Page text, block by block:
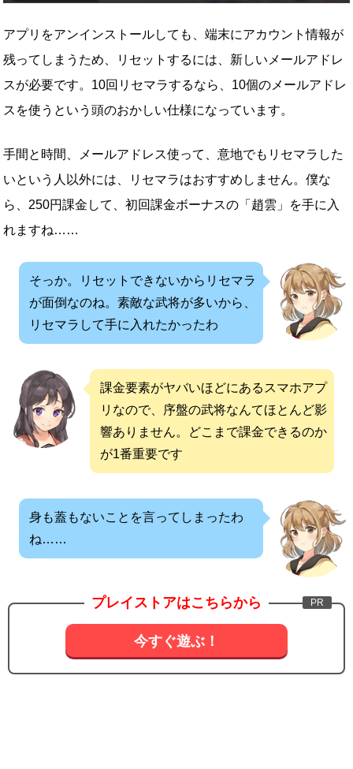
アプリをアンインストールしても、端末にアカウント情報が
残ってしまうため、リセットするには、新しいメールアドレ
スが必要です。10回リセマラするなら、10個のメールアドレ
スを使うという頭のおかしい仕様になっています。
手間と時間、メールアドレス使って、意地でもリセマラした
いという人以外には、リセマラはおすすめしません。僕な
ら、250円課金して、初回課金ボーナスの「趙雲」を手に入
れますね……
そっか。リセットできないからリセマラ
が面倒なのね。素敵な武将が多いから、
リセマラして手に入れたかったわ
課金要素がヤバいほどにあるスマホアプ
リなので、序盤の武将なんてほとんど影
響ありません。どこまで課金できるのか
が1番重要です
身も蓋もないことを言ってしまったわ
ね……
プレイストアはこちらから
今すぐ遊ぶ！